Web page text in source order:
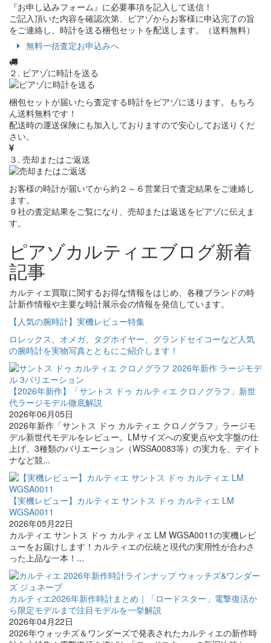
『お申し込みフォーム』に必要事項を記入して送信！
ご記入頂いた内容を確認次第、ピアゾからお客様に申込完了の旨
をご連絡し、時計を送る梱包セットを配送します。（送料無料）
無料一括査定お申込みへ
２. ピアゾに時計を送る
梱包セットが届いたら査定する時計をピアゾに送ります。もちろ
ん送料無料です！
配送時の運送保険にも加入しておりますので安心してお送りくだ
さい。
３. 売却またはご返送
お客様の時計が届いてから約２～６営業日で査定結果をご連絡し
ます。
９社の査定結果をご覧になり、売却または返送をピアゾに伝えま
す。
ピアゾカルティエブログ新着
記事
カルティエ買取に関するお得な情報をはじめ、各種ブランドの時
計新作情報や主要な時計展示会の情報を発信しています。
【人気の腕時計】実機レビュー特集
ロレックス、オメガ、タグホイヤー、グランドセイコーなど人気
の腕時計を実物写真とともにご紹介します！
【2026年新作】「サントス ドゥ カルティエ クロノグラフ」新世
代ラージモデル徹底解説
2026年06月05日
2026年新作「サントス ドゥ カルティエ クロノグラフ」ラージモ
デル新世代モデルをレビュー。LMサイズへの変更点や文字盤の仕
上げ、3種類のバリエーション（WSSA0083等）の実力を、デイト
ナなど競...
【実機レビュー】カルティエ サントス ドゥ カルティエ LM
WGSA0011
2026年05月22日
カルティエ サントス ドゥ カルティエ LM WGSA0011の実機レビ
ューをお届けします！カルティエの伝統と現代の実用性が合わさ
った上品な一本！...
カルティエ2026年新作時計まとめ｜「ロードスター」電撃復活か
ら限定モデルまで注目モデルを一挙解説
2026年04月22日
2026年ウォッチズ＆ワンダーズで発表されたカルティエの新作時